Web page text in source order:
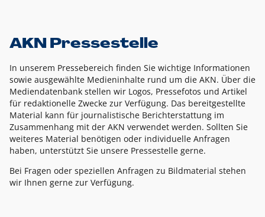
AKN Pressestelle
In unserem Pressebereich finden Sie wichtige Informationen
sowie ausgewählte Medieninhalte rund um die AKN. Über die
Mediendatenbank stellen wir Logos, Pressefotos und Artikel
für redaktionelle Zwecke zur Verfügung. Das bereitgestellte
Material kann für journalistische Berichterstattung im
Zusammenhang mit der AKN verwendet werden. Sollten Sie
weiteres Material benötigen oder individuelle Anfragen
haben, unterstützt Sie unsere Pressestelle gerne.
Bei Fragen oder speziellen Anfragen zu Bildmaterial stehen
wir Ihnen gerne zur Verfügung.